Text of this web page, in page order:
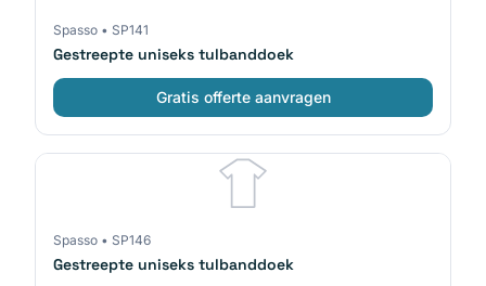
Spasso • SP141
Gestreepte uniseks tulbanddoek
Gratis offerte aanvragen
Spasso • SP146
Gestreepte uniseks tulbanddoek